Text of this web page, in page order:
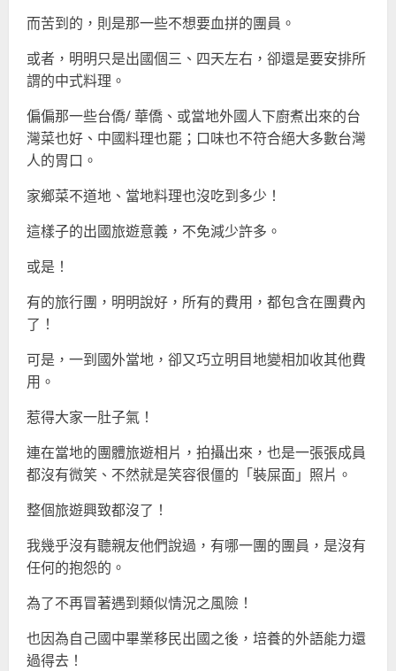
而苦到的，則是那一些不想要血拼的團員。
或者，明明只是出國個三、四天左右，卻還是要安排所
謂的中式料理。
偏偏那一些台僑/ 華僑、或當地外國人下廚煮出來的台
灣菜也好、中國料理也罷；口味也不符合絕大多數台灣
人的胃口。
家鄉菜不道地、當地料理也沒吃到多少！
這樣子的出國旅遊意義，不免減少許多。
或是！
有的旅行團，明明說好，所有的費用，都包含在團費內
了！
可是，一到國外當地，卻又巧立明目地變相加收其他費
用。
惹得大家一肚子氣！
連在當地的團體旅遊相片，拍攝出來，也是一張張成員
都沒有微笑、不然就是笑容很僵的「裝屎面」照片。
整個旅遊興致都沒了！
我幾乎沒有聽親友他們說過，有哪一團的團員，是沒有
任何的抱怨的。
為了不再冒著遇到類似情況之風險！
也因為自己國中畢業移民出國之後，培養的外語能力還
過得去！